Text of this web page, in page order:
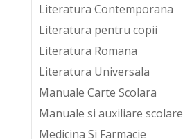
Literatura Contemporana
Literatura pentru copii
Literatura Romana
Literatura Universala
Manuale Carte Scolara
Manuale si auxiliare scolare
Medicina Si Farmacie